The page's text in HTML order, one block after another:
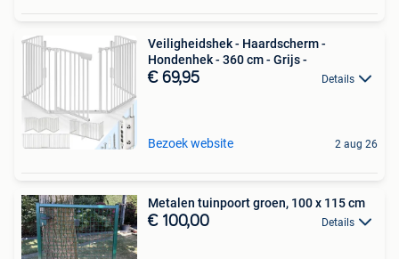
Veiligheidshek - Haardscherm -
Hondenhek - 360 cm - Grijs -
€ 69,95 Details
Bezoek website 2 aug 26
Metalen tuinpoort groen, 100 x 115 cm
€ 100,00 Details